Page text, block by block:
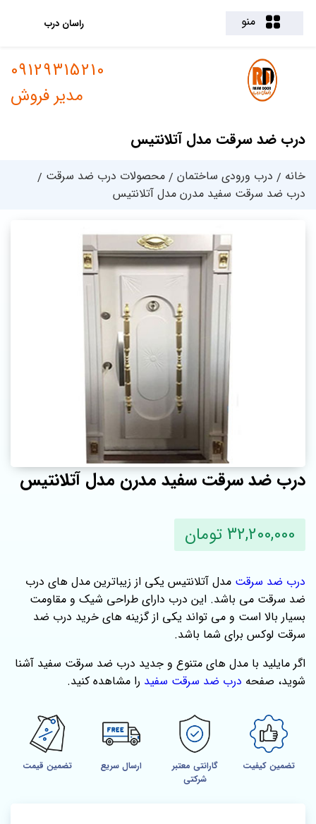
منو راسان درب
درب ضد سرقت مدل آتلانتیس
09129315210
مدیر فروش
خانه درب ورودی ساختمان
محصولات درب ضد سرقت
درب ضد سرقت سفید مدرن مدل آتلانتیس
درب ضد سرقت سفید مدرن مدل آتلانتیس
32,200,000 تومان
درب ضد سرقت مدل آتلانتیس یکی از زیباترین مدل های درب
ضد سرقت می باشد. این درب دارای طراحی شیک و مقاومت
بسیار بالا است و می تواند یکی از گزینه های خرید درب ضد
سرقت لوکس برای شما باشد.
اگر مایلید با مدل‌ های متنوع و جدید درب ضد سرقت سفید آشنا
شوید، صفحه درب ضد سرقت سفید را مشاهده کنید.
تضمین کیفیت
گارانتی معتبر
شرکتی
ارسال سریع تضمین قیمت